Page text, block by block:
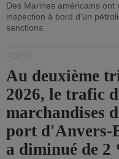
Des Marines américains ont
inspection à bord d'un
sanctions.
Au deuxième
2026, le trafic
marchandises
port d'Anvers-
a diminué de 2